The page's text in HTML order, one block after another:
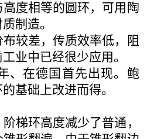
度相等的圆环，可用陶
制造。
较差，传质效率低，阻
业中已经很少应用。
、在德国首先出现。鲍
基础上改进而得。
环高度减少了普通，